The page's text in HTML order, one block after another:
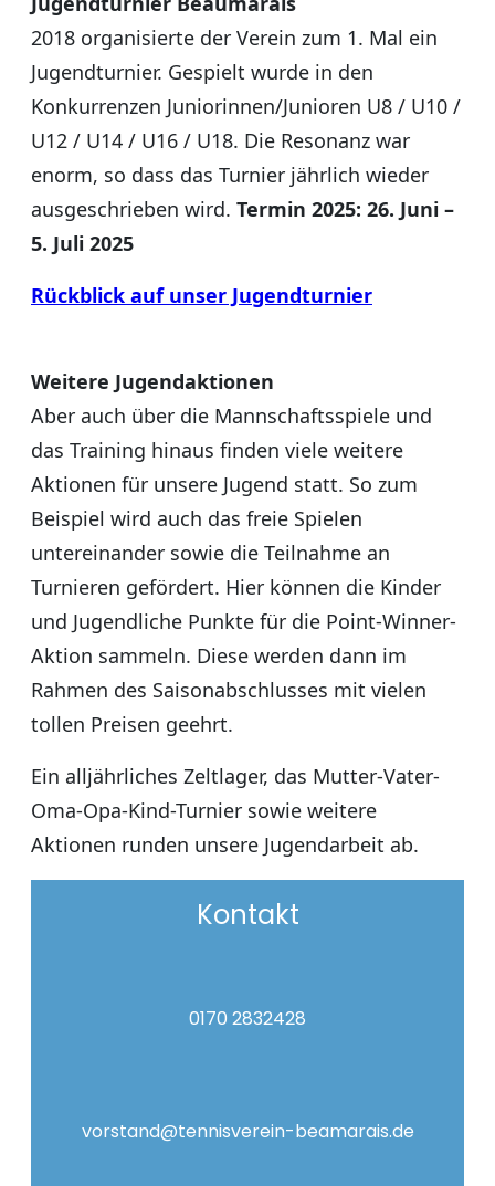
2018 organisierte der Verein zum 1. Mal ein
Jugendturnier. Gespielt wurde in den
Konkurrenzen Juniorinnen/Junioren U8 / U10 /
U12 / U14 / U16 / U18. Die Resonanz war
enorm, so dass das Turnier jährlich wieder
ausgeschrieben wird. Termin 2025: 26. Juni –
5. Juli 2025
Rückblick auf unser Jugendturnier
Weitere Jugendaktionen
Aber auch über die Mannschaftsspiele und
das Training hinaus finden viele weitere
Aktionen für unsere Jugend statt. So zum
Beispiel wird auch das freie Spielen
untereinander sowie die Teilnahme an
Turnieren gefördert. Hier können die Kinder
und Jugendliche Punkte für die Point-Winner-
Aktion sammeln. Diese werden dann im
Rahmen des Saisonabschlusses mit vielen
tollen Preisen geehrt.
Ein alljährliches Zeltlager, das Mutter-Vater-
Oma-Opa-Kind-Turnier sowie weitere
Aktionen runden unsere Jugendarbeit ab.
Kontakt
0170 2832428
vorstand@tennisverein-beamarais.de